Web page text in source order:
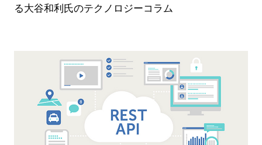
る大谷和利氏のテクノロジーコラム